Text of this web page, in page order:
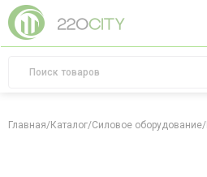
Главная/Каталог/Силовое оборудование/